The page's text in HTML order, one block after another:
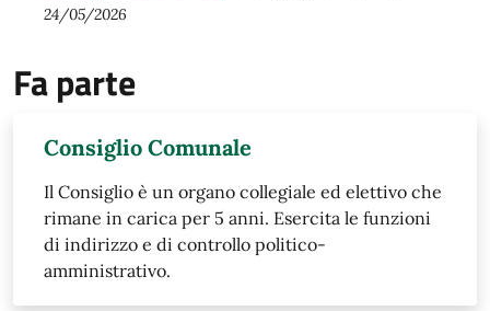
24/05/2026
Fa parte
Consiglio Comunale
Il Consiglio è un organo collegiale ed elettivo che
rimane in carica per 5 anni. Esercita le funzioni
di indirizzo e di controllo politico-
amministrativo.